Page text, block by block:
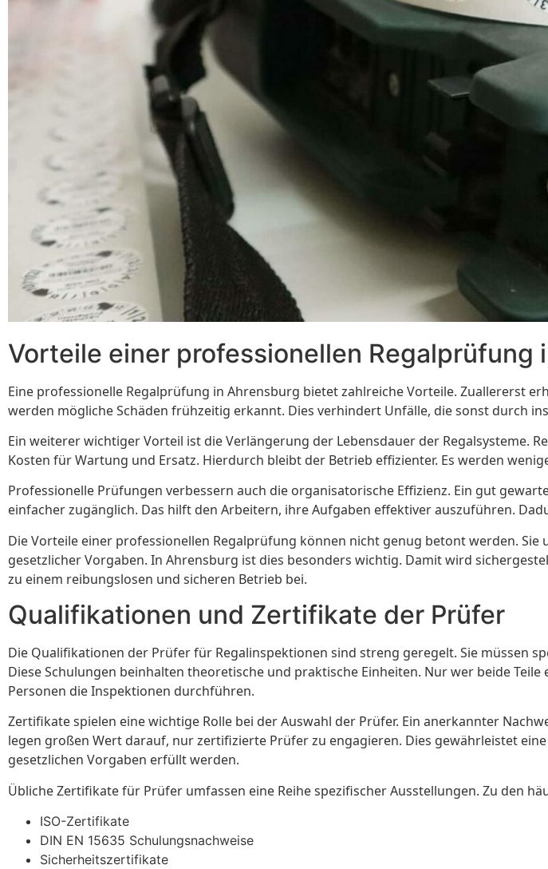
Vorteile einer professionellen Regalprüfung
Eine professionelle Regalprüfung in Ahrensburg bietet zahlreiche Vorteile. Zuallererst
werden mögliche Schäden frühzeitig erkannt. Dies verhindert Unfälle, die sonst durch
Ein weiterer wichtiger Vorteil ist die Verlängerung der Lebensdauer der Regalsysteme.
Kosten für Wartung und Ersatz. Hierdurch bleibt der Betrieb effizienter. Es werden
Professionelle Prüfungen verbessern auch die organisatorische Effizienz. Ein gut
einfacher zugänglich. Das hilft den Arbeitern, ihre Aufgaben effektiver auszuführen.
Die Vorteile einer professionellen Regalprüfung können nicht genug betont werden.
gesetzlicher Vorgaben. In Ahrensburg ist dies besonders wichtig. Damit wird
zu einem reibungslosen und sicheren Betrieb bei.
Qualifikationen und Zertifikate der Prüfer
Die Qualifikationen der Prüfer für Regalinspektionen sind streng geregelt. Sie müssen
Diese Schulungen beinhalten theoretische und praktische Einheiten. Nur wer beide
Personen die Inspektionen durchführen.
Zertifikate spielen eine wichtige Rolle bei der Auswahl der Prüfer. Ein anerkannter
legen großen Wert darauf, nur zertifizierte Prüfer zu engagieren. Dies gewährleistet
gesetzlichen Vorgaben erfüllt werden.
Übliche Zertifikate für Prüfer umfassen eine Reihe spezifischer Ausstellungen. Zu den
ISO-Zertifikate
DIN EN 15635 Schulungsnachweise
Sicherheitszertifikate